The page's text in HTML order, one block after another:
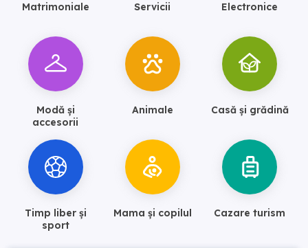
Matrimoniale Servicii Electronice
Modă și
accesorii
Animale Casă și grădină
Timp liber și
sport
Mama și copilul Cazare turism